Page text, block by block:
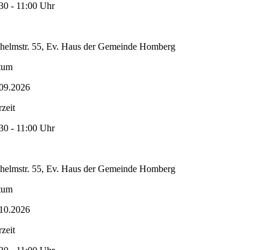
- 11:00 Uhr
55, Ev. Haus der Gemeinde Homberg
- 11:00 Uhr
55, Ev. Haus der Gemeinde Homberg